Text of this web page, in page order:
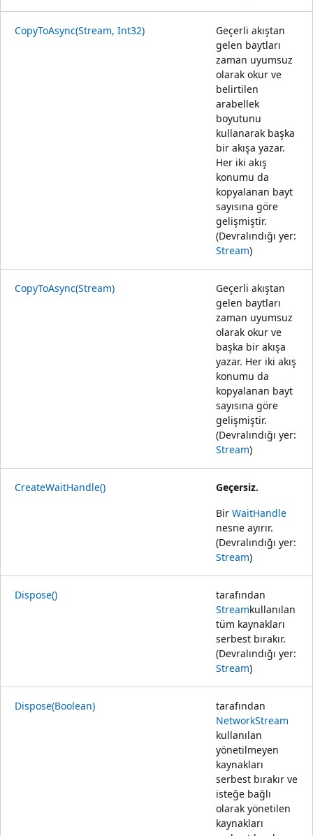
CopyToAsync(Stream, Int32)
Geçerli akıştan
gelen baytları
zaman uyumsuz
olarak okur ve
belirtilen
arabellek
boyutunu
kullanarak başka
bir akışa yazar.
Her iki akış
konumu da
kopyalanan bayt
sayısına göre
gelişmiştir.
(Devralındığı yer:
Stream)
CopyToAsync(Stream)
Geçerli akıştan
gelen baytları
zaman uyumsuz
olarak okur ve
başka bir akışa
yazar. Her iki akış
konumu da
kopyalanan bayt
sayısına göre
gelişmiştir.
(Devralındığı yer:
Stream)
CreateWaitHandle()
Geçersiz.
Bir WaitHandle
nesne ayırır.
(Devralındığı yer:
Stream)
Dispose()
tarafından
Streamkullanılan
tüm kaynakları
serbest bırakır.
(Devralındığı yer:
Stream)
Dispose(Boolean)
tarafından
NetworkStream
kullanılan
yönetilmeyen
kaynakları
serbest bırakır ve
isteğe bağlı
olarak yönetilen
kaynakları